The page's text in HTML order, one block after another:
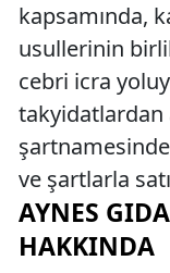
kapsamında,
usullerinin
cebri icra
takyidatlardan
ve şartlarla
AYNES
HAKKINDA